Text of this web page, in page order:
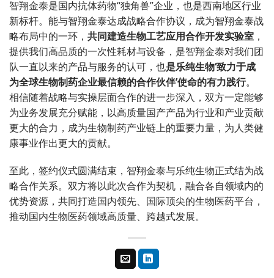
智翔金泰是国内抗体药物“独角兽”企业，也是西南地区行业
新标杆。能与智翔金泰达成战略合作协议，成为智翔金泰战
略布局中的一环， 共同建造生物工艺应用合作开发实验室 ，
提供我们高品质的一次性耗材与设备，是智翔金泰对我们团
队一直以来的产品与服务的认可，也是乐纯生物‘致力于成
为全球生物制药企业最信赖的合作伙伴’使命的有力践行。
相信随着战略与实操层面合作的进一步深入，双方一定能够
为业务发展充分赋能，以高质量国产产品为行业和产业贡献
更大的合力，成为生物制药产业链上的重要力量，为人类健
康事业作出更大的贡献。
至此，签约仪式圆满结束，智翔金泰与乐纯生物正式结为战
略合作关系。双方将以此次合作为契机，融合各自领域内的
优势资源，共同打造国内领先、国际顶尖的生物医药平台，
推动国内生物医药领域高质量、跨越式发展。